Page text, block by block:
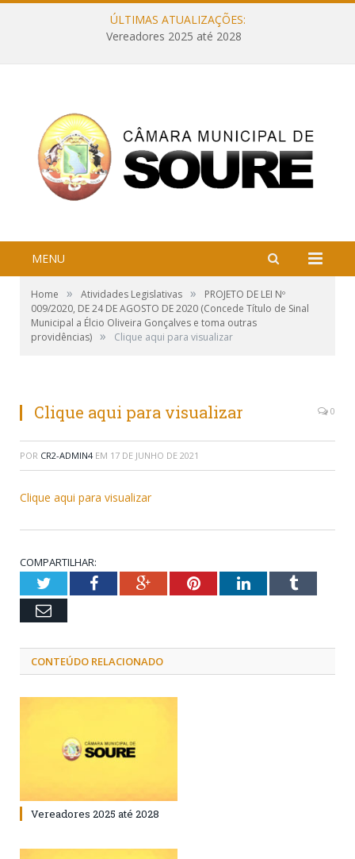
ÚLTIMAS ATUALIZAÇÕES:
Vereadores 2025 até 2028
MENU
Home » Atividades Legislativas »
PROJETO DE LEI Nº
009/2020, DE 24 DE AGOSTO DE 2020 (Concede Título de Sinal
Municipal a Élcio Oliveira Gonçalves e toma outras
providências) » Clique aqui para visualizar
Clique aqui para visualizar 0
POR CR2-ADMIN4 EM 17 DE JUNHO DE 2021
Clique aqui para visualizar
COMPARTILHAR:
TwitterFacebookGoogle+PinterestLinkedInTumblr
Email
CONTEÚDO RELACIONADO
Vereadores 2025 até 2028